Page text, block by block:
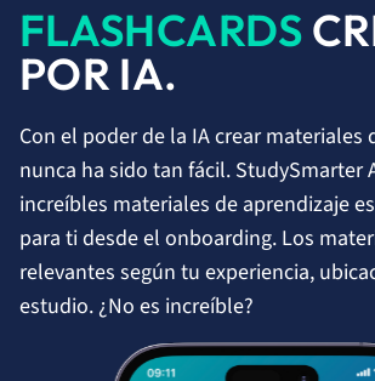
FLASHCARDS
POR IA.
Con el poder de la IA crear materiales
nunca ha sido tan fácil. StudySmarter
increíbles materiales de aprendizaje
para ti desde el onboarding. Los
relevantes según tu experiencia,
estudio. ¿No es increíble?